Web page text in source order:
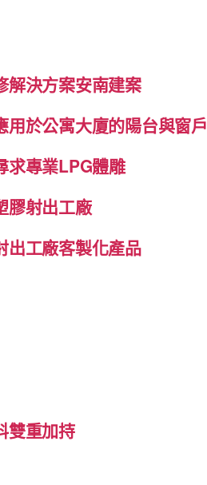
解決方案安南建案
於公寓大廈的陽台與窗戶
求專業LPG體雕
膠射出工廠
出工廠客製化產品
雙重加持